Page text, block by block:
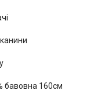
бавовна 160см